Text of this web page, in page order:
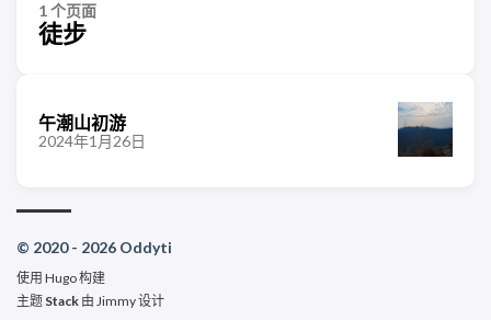
1 个页面
徒步
午潮山初游
2024年1月26日
© 2020 - 2026 Oddyti
使用 Hugo构建
主题 Stack 由 Jimmy设计